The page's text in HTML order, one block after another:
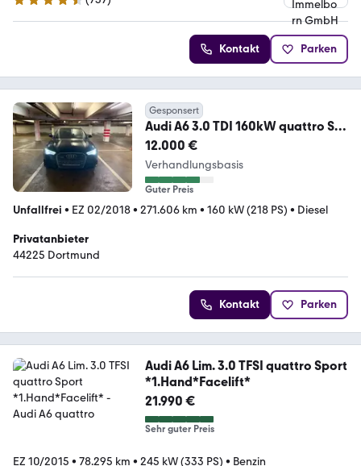
4.4 Sterne
Kontakt Parken
Gesponsert
Audi A6 3.0 TDI 160kW quattro S
tronic Avant -
12.000 €
Verhandlungsbasis
Guter Preis
Unfallfrei • EZ 02/2018• 271.606 km • 160 kW (218 PS) • Diesel
Privatanbieter
44225 Dortmund
Kontakt Parken
Audi A6 Lim. 3.0 TFSI quattro Sport
*1.Hand*Facelift*
21.990 €
Sehr guter Preis
EZ 10/2015 • 78.295 km • 245 kW (333 PS) • Benzin